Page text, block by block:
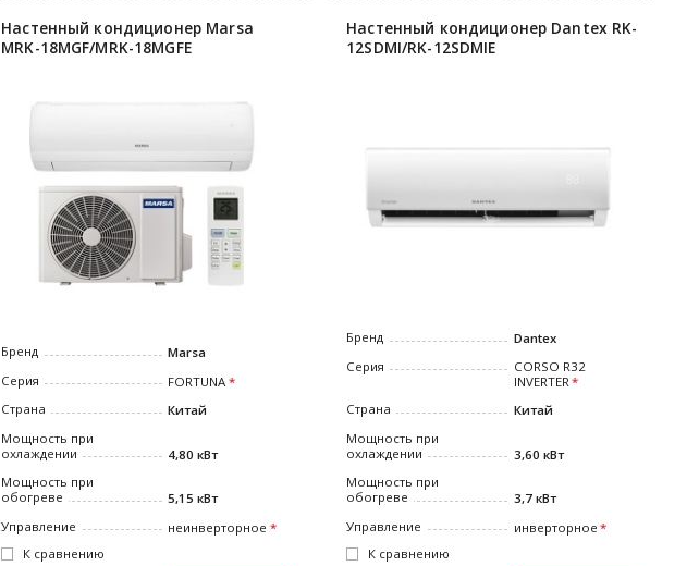
Настенный кондиционер Marsa
MRK-18MGF/MRK-18MGFE
Бренд
Marsa
Серия
FORTUNA
Страна
Китай
Мощность при
охлаждении
4,80 кВт
Мощность при
обогреве
5,15 кВт
Управление
неинверторное
К сравнению
Настенный кондиционер Dantex RK-
12SDMI/RK-12SDMIE
Бренд
Dantex
Серия
CORSO R32
INVERTER
Страна
Китай
Мощность при
охлаждении
3,60 кВт
Мощность при
обогреве
3,7 кВт
Управление
инверторное
К сравнению